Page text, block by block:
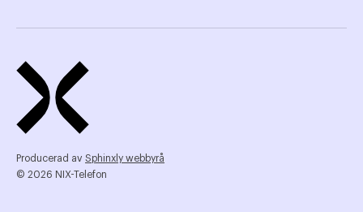
Producerad av Sphinxly webbyrå
© 2026 NIX-Telefon